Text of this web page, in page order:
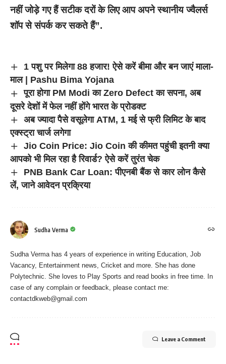
नहीं जोड़े गए हैं सटीक दरों के लिए आप अपने स्थानीय ज्वैलर्स
शॉप से संपर्क कर सकते हैं”.
1 पशु पर मिलेगा 88 हजार! ऐसे करें बीमा और बन जाएं माला-
माल | Pashu Bima Yojana
पूरा होगा PM Modi का Zero Defect का सपना, अब
दूसरे देशों में फेल नहीं होंगे भारत के प्रोडक्ट
अब ज्यादा पैसे वसूलेगा ATM, 1 मई से फ्री लिमिट के बाद
एक्स्ट्रा चार्ज लगेगा
Jio Coin Price: Jio Coin की कीमत पहुंची इतनी क्या
आपको भी मिल रहा है रिवार्ड? ऐसे करें तुरंत चेक
PNB Bank Car Loan: पीएनबी बैंक से कार लोन कैसे
लें, जाने आवेदन प्रक्रिया
Sudha Verma
Sudha Verma has 4 years of experience in writing Education, Job
Vacancy, Entertainment news, Cricket and more. She has done
Polytechnic. She loves to Play Sports and read books in free time. In
case of any complain or feedback, please contact me:
contactdkweb@gmail.com
Leave a Comment